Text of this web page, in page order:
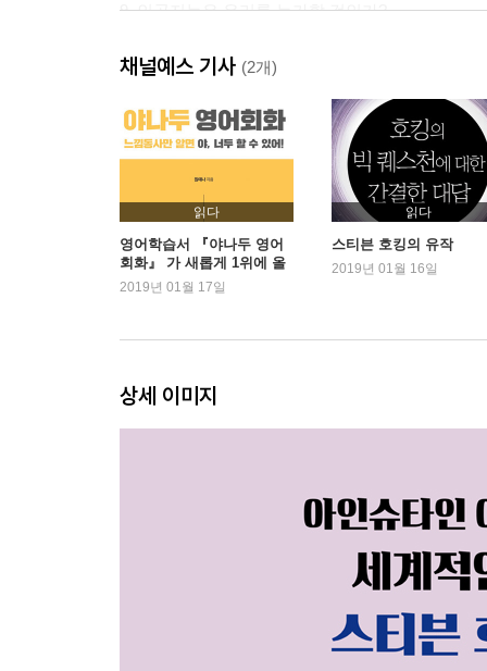
9. 인공지능은 우리를 능가할 것인가?
감사의 글
역자 후기
채널예스 기사 (2개)
읽다
영어학습서 『야나두 영어
회화』 가 새롭게 1위에 올
라
2019년 01월 17일
읽다
스티븐 호킹의 유작
2019년 01월 16일
상세 이미지